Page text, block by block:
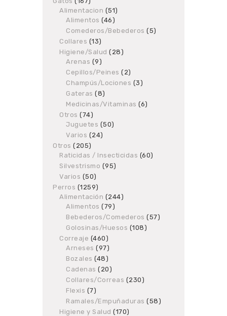
products
Alimentacion 5151
Alimentos 4646
products
Comederos/Bebederos 55
Collares 1313
products
Higiene/Salud 2828
Arenas 99
products
Cepillos/Peines 22
products
Champús/Lociones 33
Gateras 88
products
Medicinas/Vitaminas 66
Otros 7474
products
Juguetes 5050
Varios 2424
Otros 205205
products
Raticidas / Insecticidas 6060
Silvestrismo 9595
Varios 5050
products
Perros 12591259
products
Alimentación 244244
Alimentos 7979
products
Bebederos/Comederos 5757
Golosinas/Huesos 108108
Correaje 460460
products
Arneses 9797
products
Bozales 4848
products
Cadenas 2020
products
Collares/Correas 230230
Flexis 77
products
Ramales/Empuñaduras 5858
Higiene y Salud 170170